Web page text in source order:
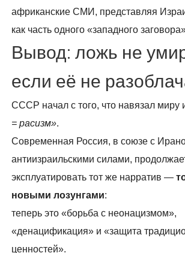
африканские СМИ, представляя
как часть одного «западного
Вывод: ложь не
если её не
СССР начал с того, что навязал
= расизм».
Современная Россия, в союзе с
антиизраильскими силами,
эксплуатировать тот же нарратив —
новыми лозунгами:
теперь это «борьба с неонацизмом»,
«денацификация» и «защита
ценностей».